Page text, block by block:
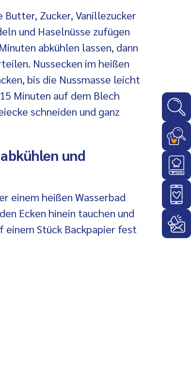
Zucker, Vanillezucker
und Haselnüsse zufügen
abkühlen lassen, dann
Nussecken im heißen
bis die Nussmasse leicht
Minuten auf dem Blech
schneiden und ganz
und
einem heißen Wasserbad
Ecken hinein tauchen und
einem Stück Backpapier fest